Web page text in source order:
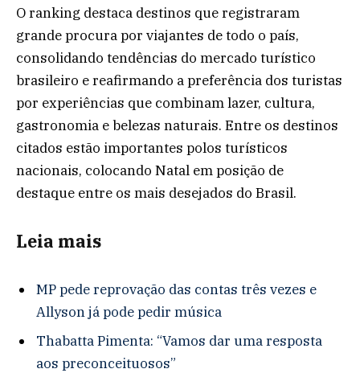
O ranking destaca destinos que registraram
grande procura por viajantes de todo o país,
consolidando tendências do mercado turístico
brasileiro e reafirmando a preferência dos turistas
por experiências que combinam lazer, cultura,
gastronomia e belezas naturais. Entre os destinos
citados estão importantes polos turísticos
nacionais, colocando Natal em posição de
destaque entre os mais desejados do Brasil.
Leia mais
MP pede reprovação das contas três vezes e
Allyson já pode pedir música
Thabatta Pimenta: “Vamos dar uma resposta
aos preconceituosos”